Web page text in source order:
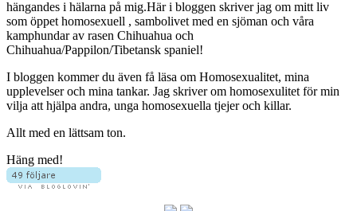
hängandes i hälarna på mig.Här i bloggen skriver jag om mitt liv
som öppet homosexuell , sambolivet med en sjöman och våra
kamphundar av rasen Chihuahua och
Chihuahua/Pappilon/Tibetansk spaniel!
I bloggen kommer du även få läsa om Homosexualitet, mina
upplevelser och mina tankar. Jag skriver om homosexulitet för min
vilja att hjälpa andra, unga homosexuella tjejer och killar.
Allt med en lättsam ton.
Häng med!